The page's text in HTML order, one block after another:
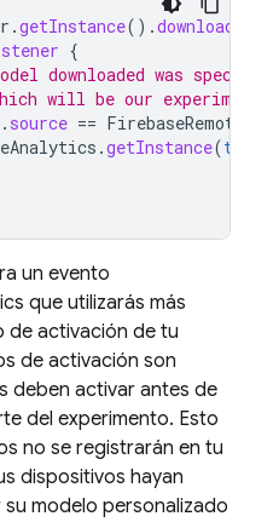
.getInstance().
{
downloaded was
will be our
. source ==
.getInstance(this
un evento
que utilizarás más
de activación de tu
de activación son
deben activar antes de
del experimento. Esto
no se registrarán en tu
dispositivos hayan
modelo personalizado